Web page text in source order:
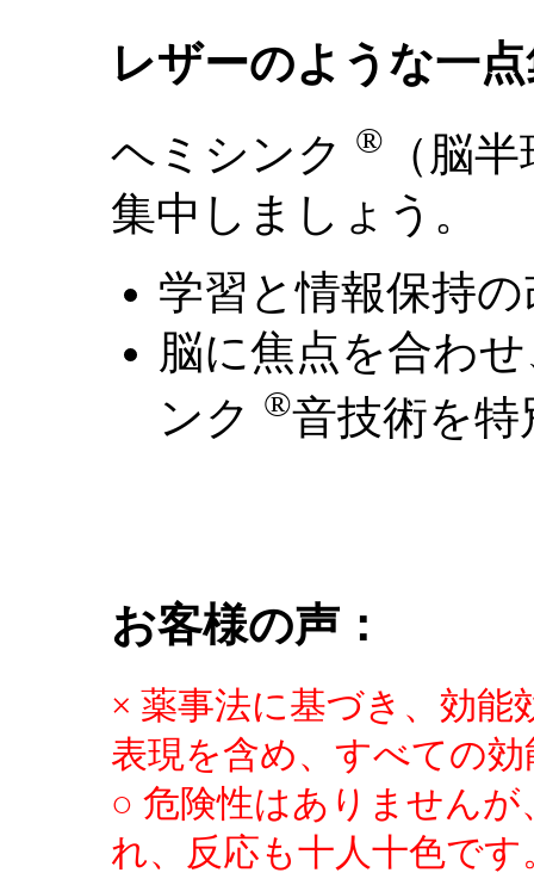
レザーのような一
ヘミシンク ®
（脳
集中しましょう。
学習と情報保持
脳に焦点を合わ
ンク ®音技術を
お客様の声：
× 薬事法に基づき、効能
表現を含め、すべての
○ 危険性はありません
れ、反応も十人十色です